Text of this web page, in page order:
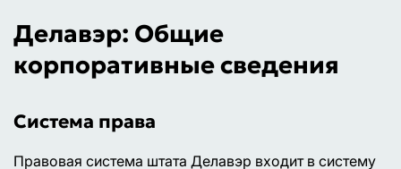
Делавэр: Общие
корпоративные сведения
Система права
Правовая система штата Делавэр входит в систему